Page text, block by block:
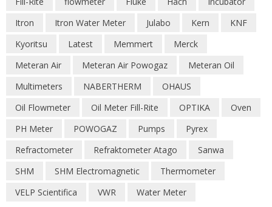
Itron
Itron Water Meter Julabo Kern
KNF
Kyoritsu
Latest Memmert
Merck
Meteran Air
Meteran Air Powogaz
Meteran Oil
Multimeters
NABERTHERM
OHAUS
Oil Flowmeter
Oil Meter Fill-Rite OPTIKA
Oven
PH Meter
POWOGAZ Pumps
Pyrex
Refractometer
Refraktometer Atago
Sanwa
SHM
SHM Electromagnetic
Thermometer
VELP Scientifica
VWR Water Meter